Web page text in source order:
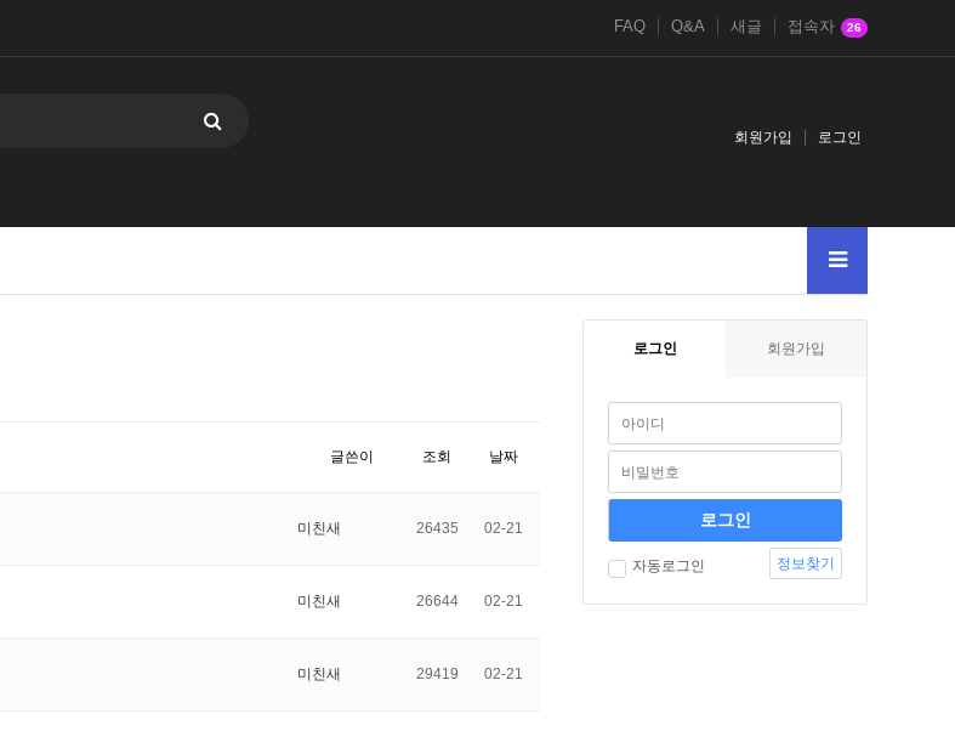
FAQ Q&A 새글 접속자 26
회원가입 로그인
글쓴이 조회 날짜
미친새 26435 02-21
미친새 26644 02-21
미친새 29419 02-21
로그인 회원가입
자동로그인 정보찾기